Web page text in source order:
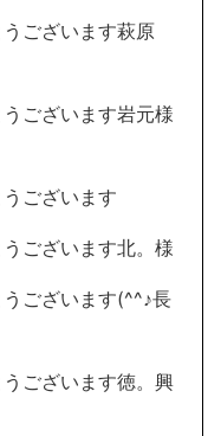
ございます萩原
ございます岩元様
ございます
ございます北。様
ございます(^^♪長
ございます徳。興